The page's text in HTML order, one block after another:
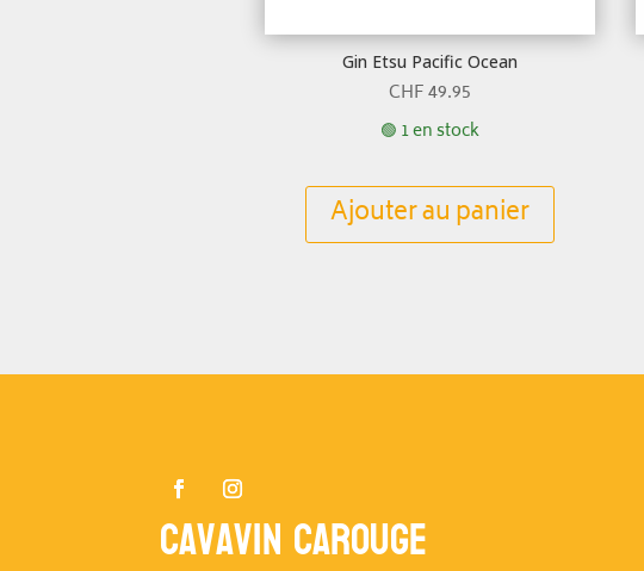
Gin Etsu Pacific Ocean
CHF49.95
🟢 1 en stock
Ajouter au panier
Cavavin Carouge